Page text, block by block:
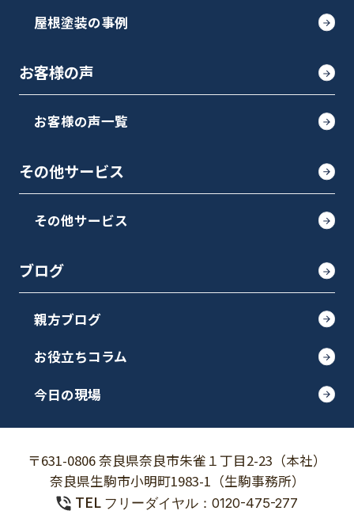
屋根塗装の事例
お客様の声
お客様の声一覧
その他サービス
その他サービス
ブログ
親方ブログ
お役立ちコラム
今日の現場
〒631-0806 奈良県奈良市朱雀１丁目2-23（本社）
奈良県生駒市小明町1983-1（生駒事務所）
TEL フリーダイヤル：0120-475-277